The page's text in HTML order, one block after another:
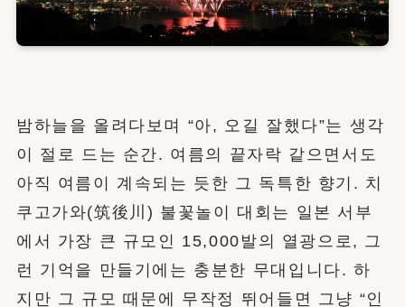
밤하늘을 올려다보며 “아, 오길 잘했다”는 생각
이 절로 드는 순간. 여름의 끝자락 같으면서도
아직 여름이 계속되는 듯한 그 독특한 향기. 치
쿠고가와(筑後川) 불꽃놀이 대회는 일본 서부
에서 가장 큰 규모인 15,000발의 열광으로, 그
런 기억을 만들기에는 충분한 무대입니다. 하
지만 그 규모 때문에 무작정 뛰어들면 그냥 “인